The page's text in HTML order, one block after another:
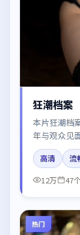
狂潮档案
本片狂潮档
年与观众见
咏梅的台词
调摄影。
高清
流
12万
47
热门